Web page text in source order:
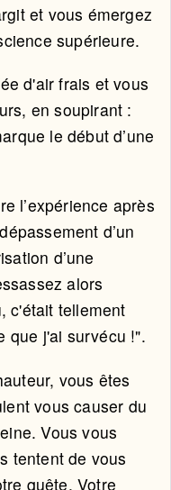
et vous émergez
supérieure.
d'air frais et vous
en soupirant :
le début d’une
l’expérience après
d’un
d’une
alors
c'était tellement
que j'ai survécu !".
vous êtes
vous causer du
Vous vous
tentent de vous
quête. Votre